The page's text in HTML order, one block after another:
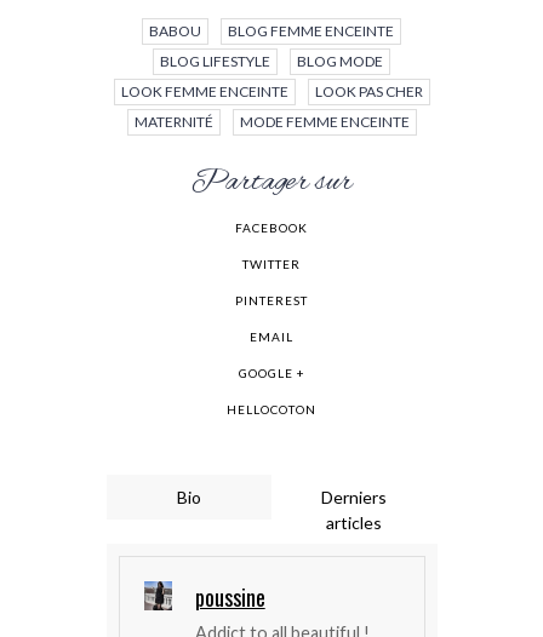
BABOU
BLOG FEMME ENCEINTE
BLOG LIFESTYLE
BLOG MODE
LOOK FEMME ENCEINTE
LOOK PAS CHER
MATERNITÉ
MODE FEMME ENCEINTE
Partager sur
FACEBOOK
TWITTER
PINTEREST
EMAIL
GOOGLE +
HELLOCOTON
Bio
Derniers
articles
poussine